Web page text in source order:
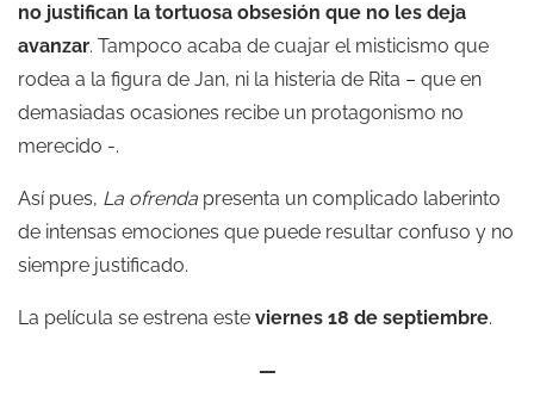
no justifican la tortuosa obsesión que no les deja
avanzar. Tampoco acaba de cuajar el misticismo que
rodea a la figura de Jan, ni la histeria de Rita – que en
demasiadas ocasiones recibe un protagonismo no
merecido -.
Así pues, La ofrenda presenta un complicado laberinto
de intensas emociones que puede resultar confuso y no
siempre justificado.
La película se estrena este viernes 18 de septiembre.
—